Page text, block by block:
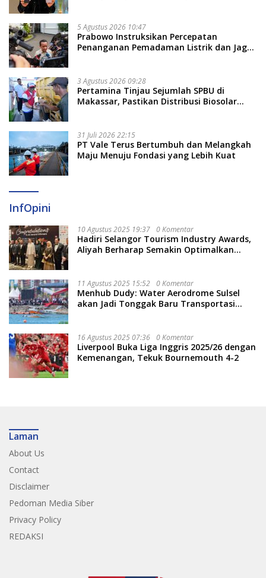
5 Agustus 2026 10:47
Prabowo Instruksikan Percepatan
Penanganan Pemadaman Listrik dan Jaga
3 Agustus 2026 09:28
Pertamina Tinjau Sejumlah SPBU di
Makassar, Pastikan Distribusi Biosolar
31 Juli 2026 22:15
PT Vale Terus Bertumbuh dan Melangkah
Maju Menuju Fondasi yang Lebih Kuat
InfOpini
10 Agustus 2025 19:37 0 Komentar
Hadiri Selangor Tourism Industry Awards,
Aliyah Berharap Semakin Optimalkan
11 Agustus 2025 15:52 0 Komentar
Menhub Dudy: Water Aerodrome Sulsel
akan Jadi Tonggak Baru Transportasi
16 Agustus 2025 07:36 0 Komentar
Liverpool Buka Liga Inggris 2025/26 dengan
Kemenangan, Tekuk Bournemouth 4-2
Laman
About Us
Contact
Disclaimer
Pedoman Media Siber
Privacy Policy
REDAKSI